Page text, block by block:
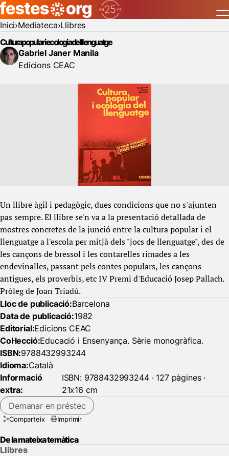
Inici Mediateca Llibres
Cultura popular i ecologia del llenguatge
Gabriel Janer Manila
Edicions CEAC
Un llibre àgil i pedagògic, dues condicions que no s'ajunten
pas sempre. El llibre se'n va a la presentació detallada de
mostres concretes de la junció entre la cultura popular i el
llenguatge a l'escola per mitjà dels "jocs de llenguatge", des de
les cançons de bressol i les contarelles rimades a les
endevinalles, passant pels contes populars, les cançons
antigues, els proverbis, etc IV Premi d'Educació Josep Pallach.
Pròleg de Joan Triadú.
Lloc de publicació:Barcelona
Data de publicació:1982
Editorial:Edicions CEAC
Col·lecció:Educació i Ensenyança. Sèrie monogràfica.
ISBN:9788432993244
Idioma:Català
Informació
extra:
ISBN: 9788432993244 · 127 pàgines ·
21x16 cm
Demanar en préstec
Comparteix Imprimir
De la mateixa temàtica
Llibres